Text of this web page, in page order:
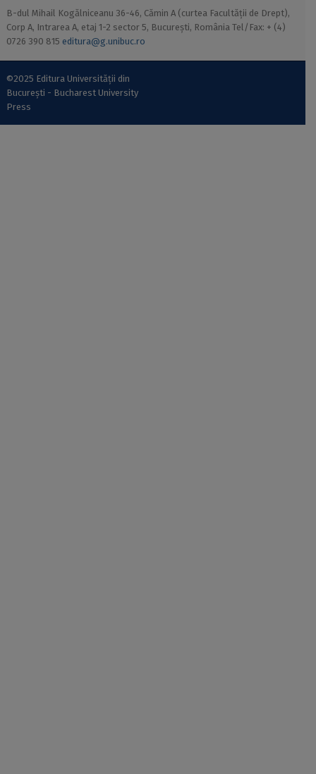
B-dul Mihail Kogălniceanu 36-46, Cămin A (curtea Facultății de Drept),
Corp A, Intrarea A, etaj 1-2 sector 5, București, România Tel/Fax: + (4)
0726 390 815 editura@g.unibuc.ro
©2025 Editura Universității din
București - Bucharest University
Press